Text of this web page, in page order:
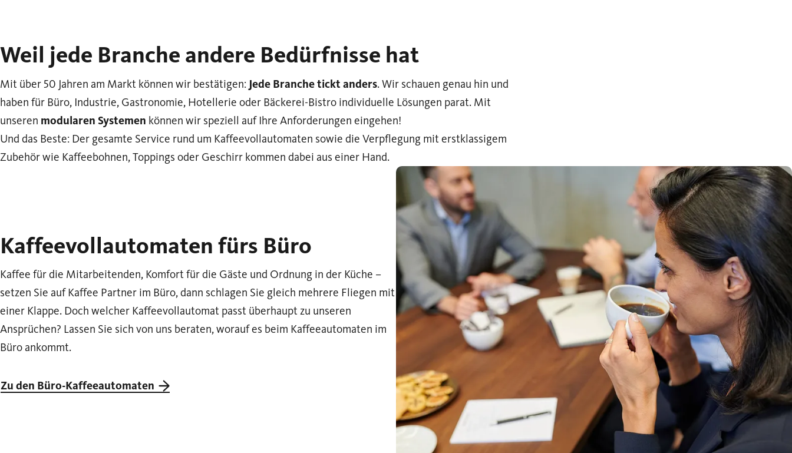
Weil jede Branche andere Bedürfnisse hat
Mit über 50 Jahren am Markt können wir bestätigen: Jede Branche tickt anders. Wir schauen genau hin und
haben für Büro, Industrie, Gastronomie, Hotellerie oder Bäckerei-Bistro individuelle Lösungen parat. Mit
unseren modularen Systemen können wir speziell auf Ihre Anforderungen eingehen!
Und das Beste: Der gesamte Service rund um Kaffeevollautomaten sowie die Verpflegung mit erstklassigem
Zubehör wie Kaffeebohnen, Toppings oder Geschirr kommen dabei aus einer Hand.
Kaffeevollautomaten fürs Büro
Kaffee für die Mitarbeitenden, Komfort für die Gäste und Ordnung in der Küche –
setzen Sie auf Kaffee Partner im Büro, dann schlagen Sie gleich mehrere Fliegen mit
einer Klappe. Doch welcher Kaffeevollautomat passt überhaupt zu unseren
Ansprüchen? Lassen Sie sich von uns beraten, worauf es beim Kaffeeautomaten im
Büro ankommt.
Zu den Büro-Kaffeeautomaten